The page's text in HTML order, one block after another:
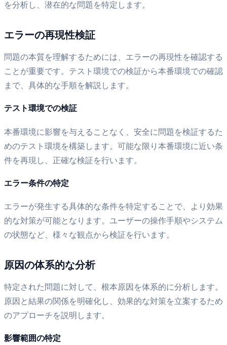
を分析し、潜在的な問題を特定します。
エラーの再現性検証
問題の本質を理解するためには、エラーの再現性を確認する
ことが重要です。テスト環境での検証から本番環境での確認
まで、具体的な手順を解説します。
テスト環境での検証
本番環境に影響を与えることなく、安全に問題を検証するた
めのテスト環境を構築します。可能な限り本番環境に近い条
件を再現し、正確な検証を行います。
エラー条件の特定
エラーが発生する具体的な条件を特定することで、より効果
的な対策が可能となります。ユーザーの操作手順やシステム
の状態など、様々な観点から検証を行います。
原因の体系的な分析
特定された問題に対して、根本原因を体系的に分析します。
原因と結果の関係を明確化し、効果的な対策を立案するため
のアプローチを説明します。
影響範囲の特定